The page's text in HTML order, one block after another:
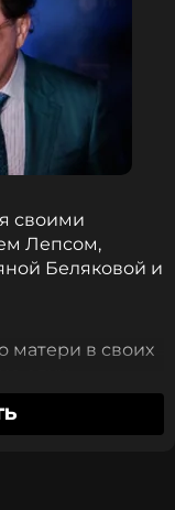
своими
Лепсом,
Беляковой и
матери в своих
«Если мой
в тещу, я
и 63-летнего